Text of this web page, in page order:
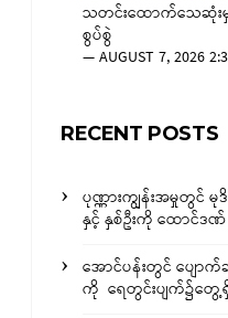
သတင်းထောက်သေဆုံးမှု
စွပ်စွဲ
—AUGUST 7, 2026
RECENT POSTS
ပုဏ္ဏားကျွန်းအမှုတွင်
နှင့် နှစ်ဦးကို ထောင်ဒဏ်
အောင်ပန်းတွင် ပျေ
ကို ရေတွင်းပျက်၌တွေ့